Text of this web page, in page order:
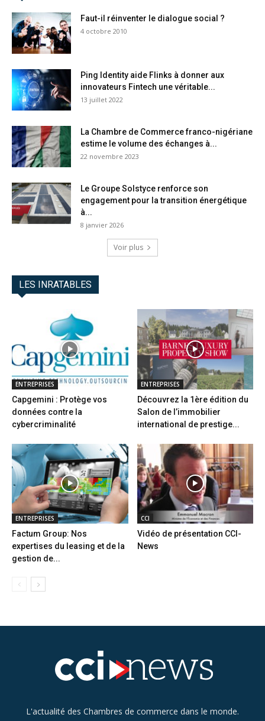
Faut-il réinventer le dialogue social ?
4 octobre 2010
Ping Identity aide Flinks à donner aux
innovateurs Fintech une véritable...
13 juillet 2022
La Chambre de Commerce franco-nigériane
estime le volume des échanges à...
22 novembre 2023
Le Groupe Solstyce renforce son
engagement pour la transition énergétique
à...
8 janvier 2026
Voir plus
LES INRATABLES
ENTREPRISES
Capgemini : Protège vos
données contre la
cybercriminalité
ENTREPRISES
Découvrez la 1ère édition du
Salon de l’immobilier
international de prestige...
ENTREPRISES
Factum Group: Nos
expertises du leasing et de la
gestion de...
CCI
Vidéo de présentation CCI-
News
L'actualité des Chambres de commerce dans le monde.